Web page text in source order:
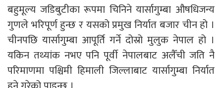
बहुमूल्य जडिबुटीका रूपमा चिनिने यार्सागुम्बा औषधिजन्य
गुणले भरिपूर्ण हुन्छ र यसको प्रमुख निर्यात बजार चीन हो ।
चीनपछि यार्सागुम्बा आपूर्ति गर्ने दोस्रो मुलुक नेपाल हो ।
यकिन तथ्यांक नभए पनि पूर्वी नेपालबाट अलैँची जति नै
परिमाणमा पश्चिमी हिमाली जिल्लाबाट यार्सागुम्बा निर्यात